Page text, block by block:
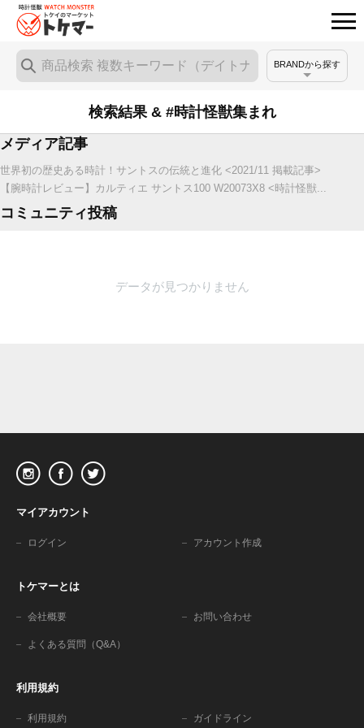
BRANDから探す
検索結果 & #時計怪獣集まれ
メディア記事
世界初の歴史ある時計！サントスの伝統と進化 <2021/11 掲載記事>
【腕時計レビュー】カルティエ サントス100 W20073X8 <時計怪獣...
コミュニティ投稿
データが見つかりません
マイアカウント
ログイン アカウント作成
トケマーとは
会社概要 お問い合わせ
よくある質問（Q&A）
利用規約
利用規約 ガイドライン